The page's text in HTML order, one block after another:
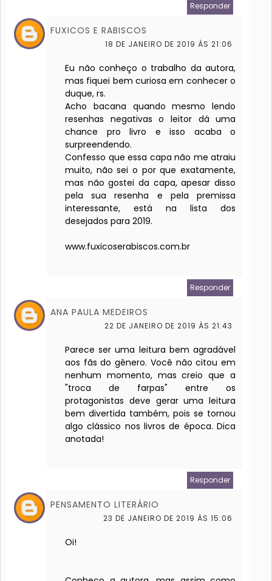
Responder
FUXICOS E RABISCOS
18 DE JANEIRO DE 2019 ÀS 21:06
Eu não conheço o trabalho da autora,
mas fiquei bem curiosa em conhecer o
duque, rs.
Acho bacana quando mesmo lendo
resenhas negativas o leitor dá uma
chance pro livro e isso acaba o
surpreendendo.
Confesso que essa capa não me atraiu
muito, não sei o por que exatamente,
mas não gostei da capa, apesar disso
pela sua resenha e pela premissa
interessante, está na lista dos
desejados para 2019.
www.fuxicoserabiscos.com.br
Responder
ANA PAULA MEDEIROS
22 DE JANEIRO DE 2019 ÀS 21:43
Parece ser uma leitura bem agradável
aos fãs do gênero. Você não citou em
nenhum momento, mas creio que a
"troca de farpas" entre os
protagonistas deve gerar uma leitura
bem divertida também, pois se tornou
algo clássico nos livros de época. Dica
anotada!
Responder
PENSAMENTO LITERÁRIO
23 DE JANEIRO DE 2019 ÀS 15:06
Oi!